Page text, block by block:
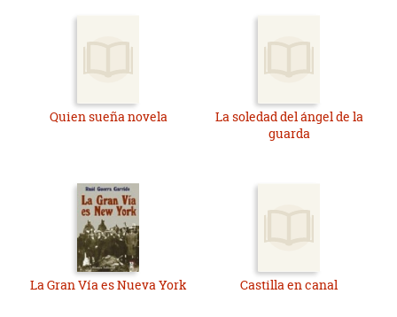
Quien sueña novela
La soledad del ángel de la
guarda
La Gran Vía es Nueva York Castilla en canal